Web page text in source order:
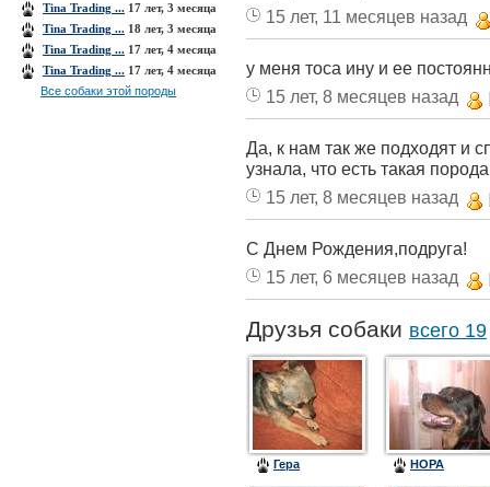
Tina Trading ... 17 лет, 3 месяца
Tina Trading ... 18 лет, 3 месяца
Tina Trading ... 17 лет, 4 месяца
Tina Trading ... 17 лет, 4 месяца
Все собаки этой породы
15 лет, 11 месяцев назад
у меня тоса ину и ее
15 лет, 8 месяцев назад
Да, к нам так же подходят и
узнала, что есть такая
15 лет, 8 месяцев назад
С Днем Рождения,подруга!
15 лет, 6 месяцев назад
Друзья собаки всего 19
Гера НОРА